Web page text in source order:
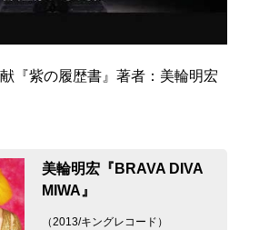
『紫の履歴書』著者：美輪明宏
美輪明宏『BRAVA DIVA
MIWA』
（2013/キングレコード）